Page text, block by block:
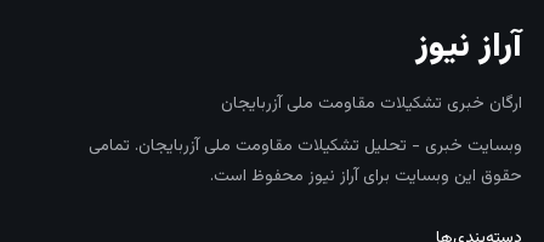
آراز نیوز
ارگان خبری تشکیلات مقاومت ملی آزربایجان
وبسایت خبری - تحلیل تشکیلات مقاومت ملی آزربایجان. تمامی
حقوق این وبسایت برای آراز نیوز محفوظ است.